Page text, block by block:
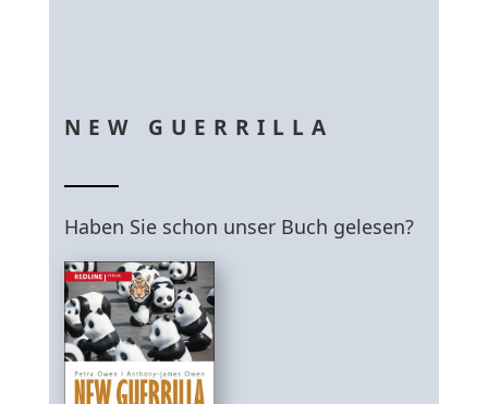
NEW GUERRILLA
Haben Sie schon unser Buch gelesen?